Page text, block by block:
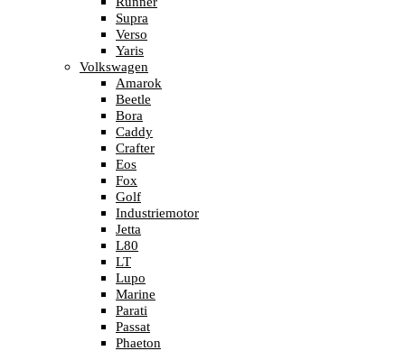
Supra
Verso
Yaris
Volkswagen
Amarok
Beetle
Bora
Caddy
Crafter
Eos
Fox
Golf
Industriemotor
Jetta
L80
LT
Lupo
Marine
Parati
Passat
Phaeton